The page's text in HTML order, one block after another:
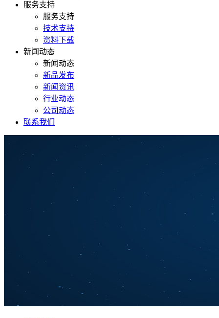
服务支持
服务支持
技术支持
资料下载
新闻动态
新闻动态
新品发布
新闻资讯
行业动态
公司动态
联系我们